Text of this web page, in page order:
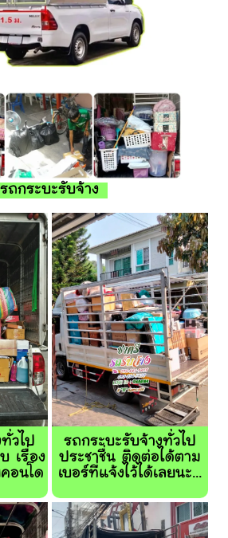
รถกระบะรับจ้าง
วไป
เรื่อง
อนโด
รถกระบะรับจ้างทั่วไป
ประชาชื่น ติดต่อได้ตาม
เบอร์ที่แจ้งไว้ได้เลยนะ...